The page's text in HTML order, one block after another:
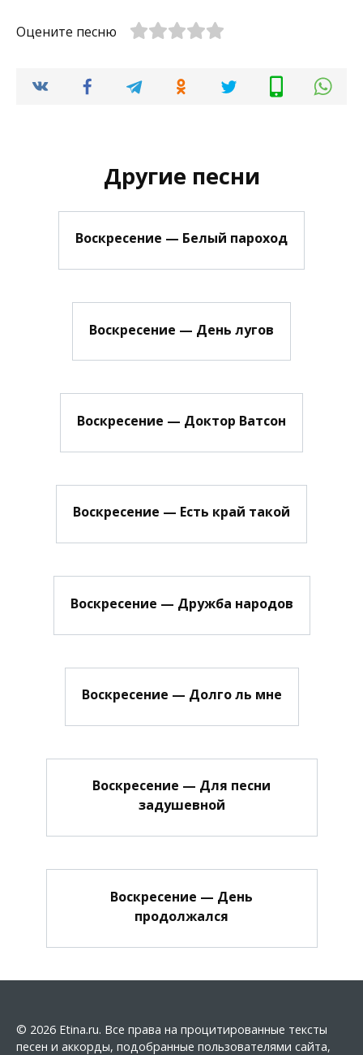
Оцените песню
Другие песни
Воскресение — Белый пароход
Воскресение — День лугов
Воскресение — Доктор Ватсон
Воскресение — Есть край такой
Воскресение — Дружба народов
Воскресение — Долго ль мне
Воскресение — Для песни
задушевной
Воскресение — День
продолжался
© 2026 Etina.ru. Все права на процитированные тексты
песен и аккорды, подобранные пользователями сайта,